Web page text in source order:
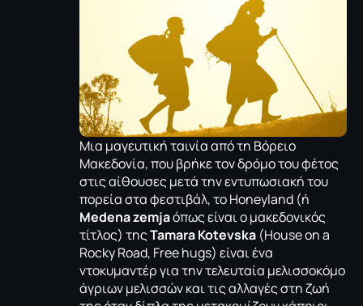
Μια μαγευτική ταινία από τη Βόρειο
Μακεδονία, που βρήκε τον δρόμο του φέτος
στις αίθουσες μετά την εντυπωσιακή του
πορεία στα φεστιβάλ, το Honeyland (ή
Medena zemjaόπως είναι ο μακεδονικός
τίτλος) τηςTamara Kotevska (House on a
Rocky Road, Free hugs) είναι ένα
ντοκυμαντέρ για την τελευταία μελισσοκόμο
άγριων μελισσών και τις αλλαγές στη ζωή